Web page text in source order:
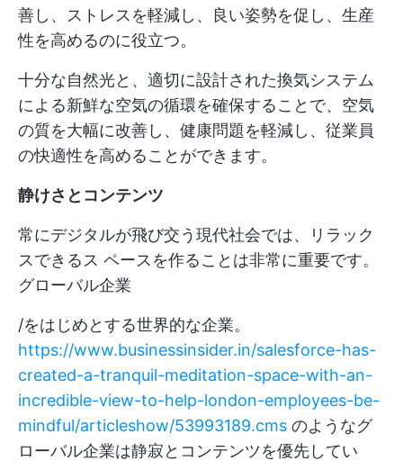
善し、ストレスを軽減し、良い姿勢を促し、生産
性を高めるのに役立つ。
十分な自然光と、適切に設計された換気システム
による新鮮な空気の循環を確保することで、空気
の質を大幅に改善し、健康問題を軽減し、従業員
の快適性を高めることができます。
静けさとコンテンツ
常にデジタルが飛び交う現代社会では、リラック
スできるス ペースを作ることは非常に重要です。
グローバル企業
/をはじめとする世界的な企業。
https://www.businessinsider.in/salesforce-has-
created-a-tranquil-meditation-space-with-an-
incredible-view-to-help-london-employees-be-
mindful/articleshow/53993189.cms のようなグ
ローバル企業は静寂とコンテンツを優先してい